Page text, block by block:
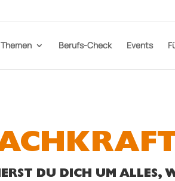
Themen Berufs-Check Events
DU DICH UM ALLES,